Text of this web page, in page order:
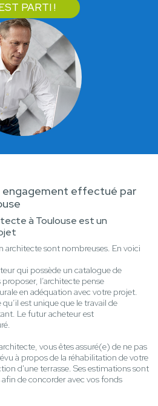
PARTI !
engagement effectué par
à Toulouse est un
architecte sont nombreuses. En voici
qui possède un catalogue de
l’architecte pense
en adéquation avec votre projet.
est unique que le travail de
Le futur acheteur est
vous êtes assuré(e) de ne pas
à propos de la réhabilitation de votre
d'une terrasse. Ses estimations sont
de concorder avec vos fonds